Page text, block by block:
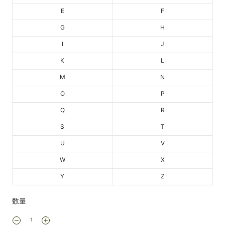
E F
G H
I J
K L
M N
O P
Q R
S T
U V
W X
Y Z
数量